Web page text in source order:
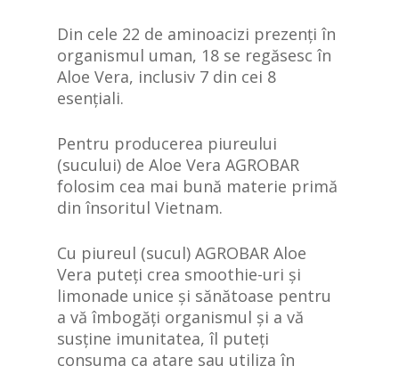
Din cele 22 de aminoacizi prezenți în
organismul uman, 18 se regăsesc în
Aloe Vera, inclusiv 7 din cei 8
esențiali.
Pentru producerea piureului
(sucului) de Aloe Vera AGROBAR
folosim cea mai bună materie primă
din însoritul Vietnam.
Cu piureul (sucul) AGROBAR Aloe
Vera puteți crea smoothie-uri și
limonade unice și sănătoase pentru
a vă îmbogăți organismul și a vă
susține imunitatea, îl puteți
consuma ca atare sau utiliza în